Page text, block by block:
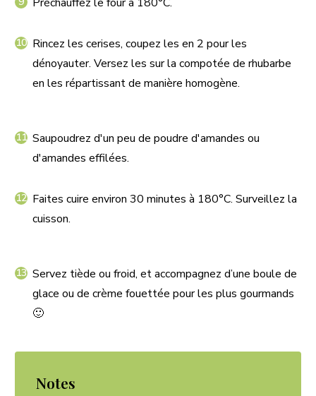
Rincez les cerises, coupez les en 2 pour les
dénoyauter. Versez les sur la compotée de rhubarbe
en les répartissant de manière homogène.
Saupoudrez d'un peu de poudre d'amandes ou
d'amandes effilées.
Faites cuire environ 30 minutes à 180°C. Surveillez la
cuisson.
Servez tiède ou froid, et accompagnez d’une boule de
glace ou de crème fouettée pour les plus gourmands
🙂
Notes